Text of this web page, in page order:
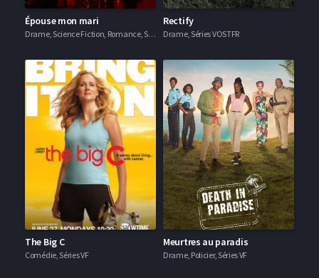
Épouse mon mari
Drame, Science Fiction, Romance, Séries VOSTFR
Rectify
Drame, Séries VOSTFR
The Big C
Comédie, Séries VF
Meurtres au paradis
Drame, Policier, Séries VF